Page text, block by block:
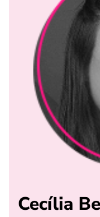
Cecília